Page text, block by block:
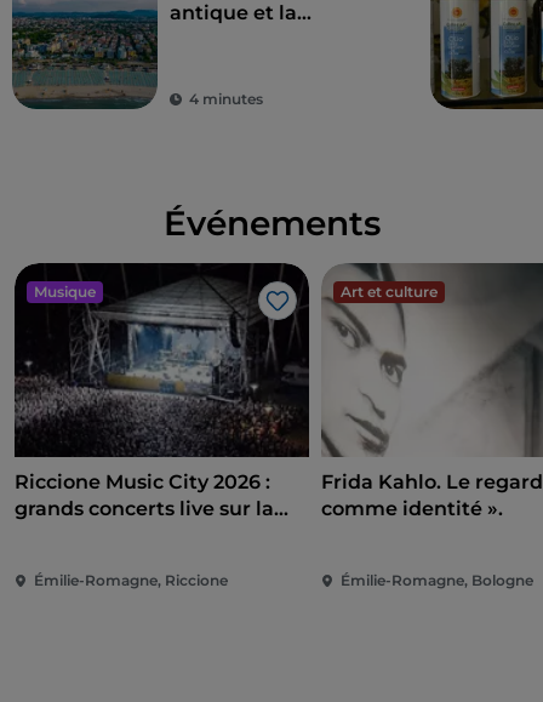
antique et la
4 minutes
Événements
Musique
J’aime
Riccione Music City 2026 :
grands concerts live sur la
Émilie-Romagne, Riccione
Art et culture
Frida Kahlo. Le regard
comme identité ».
Émilie-Romagne, Bologne